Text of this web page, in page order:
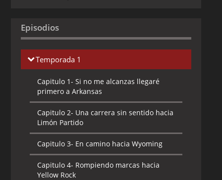
Episodios
Temporada 1
Capitulo 1- Si no me alcanzas llegaré
primero a Arkansas
Capitulo 2- Una carrera sin sentido hacia
Limón Partido
Capitulo 3- En camino hacia Wyoming
Capitulo 4- Rompiendo marcas hacia
Yellow Rock